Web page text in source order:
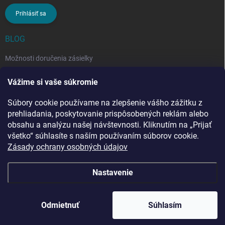
Vážime si vaše súkromie
Súbory cookie používame na zlepšenie vášho zážitku z
prehliadania, poskytovanie prispôsobených reklám alebo
obsahu a analýzu našej návštevnosti. Kliknutím na „Prijať
všetko“ súhlasíte s naším používaním súborov cookie.
Zásady ochrany osobných údajov
Nastavenie
Odmietnuť Súhlasím
Prihlásiť sa
BLOG
Možnosti doručenia zásielky
vybrať?
Stropný sušiak bielizne na balkón: prečo si ho zvoliť? Týchto 7
benefitov si budete chváliť
Vytvoril Shoptet
. Všetky práva vyhradené.Upraviť nastavenie